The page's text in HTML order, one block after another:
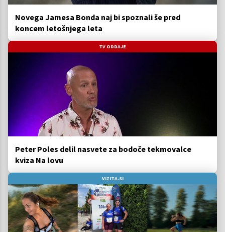
Novega Jamesa Bonda naj bi spoznali še pred
koncem letošnjega leta
TV ODDAJE
Peter Poles delil nasvete za bodoče tekmovalce
kviza Na lovu
VIZITA.SI